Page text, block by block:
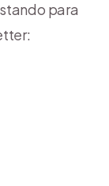
para